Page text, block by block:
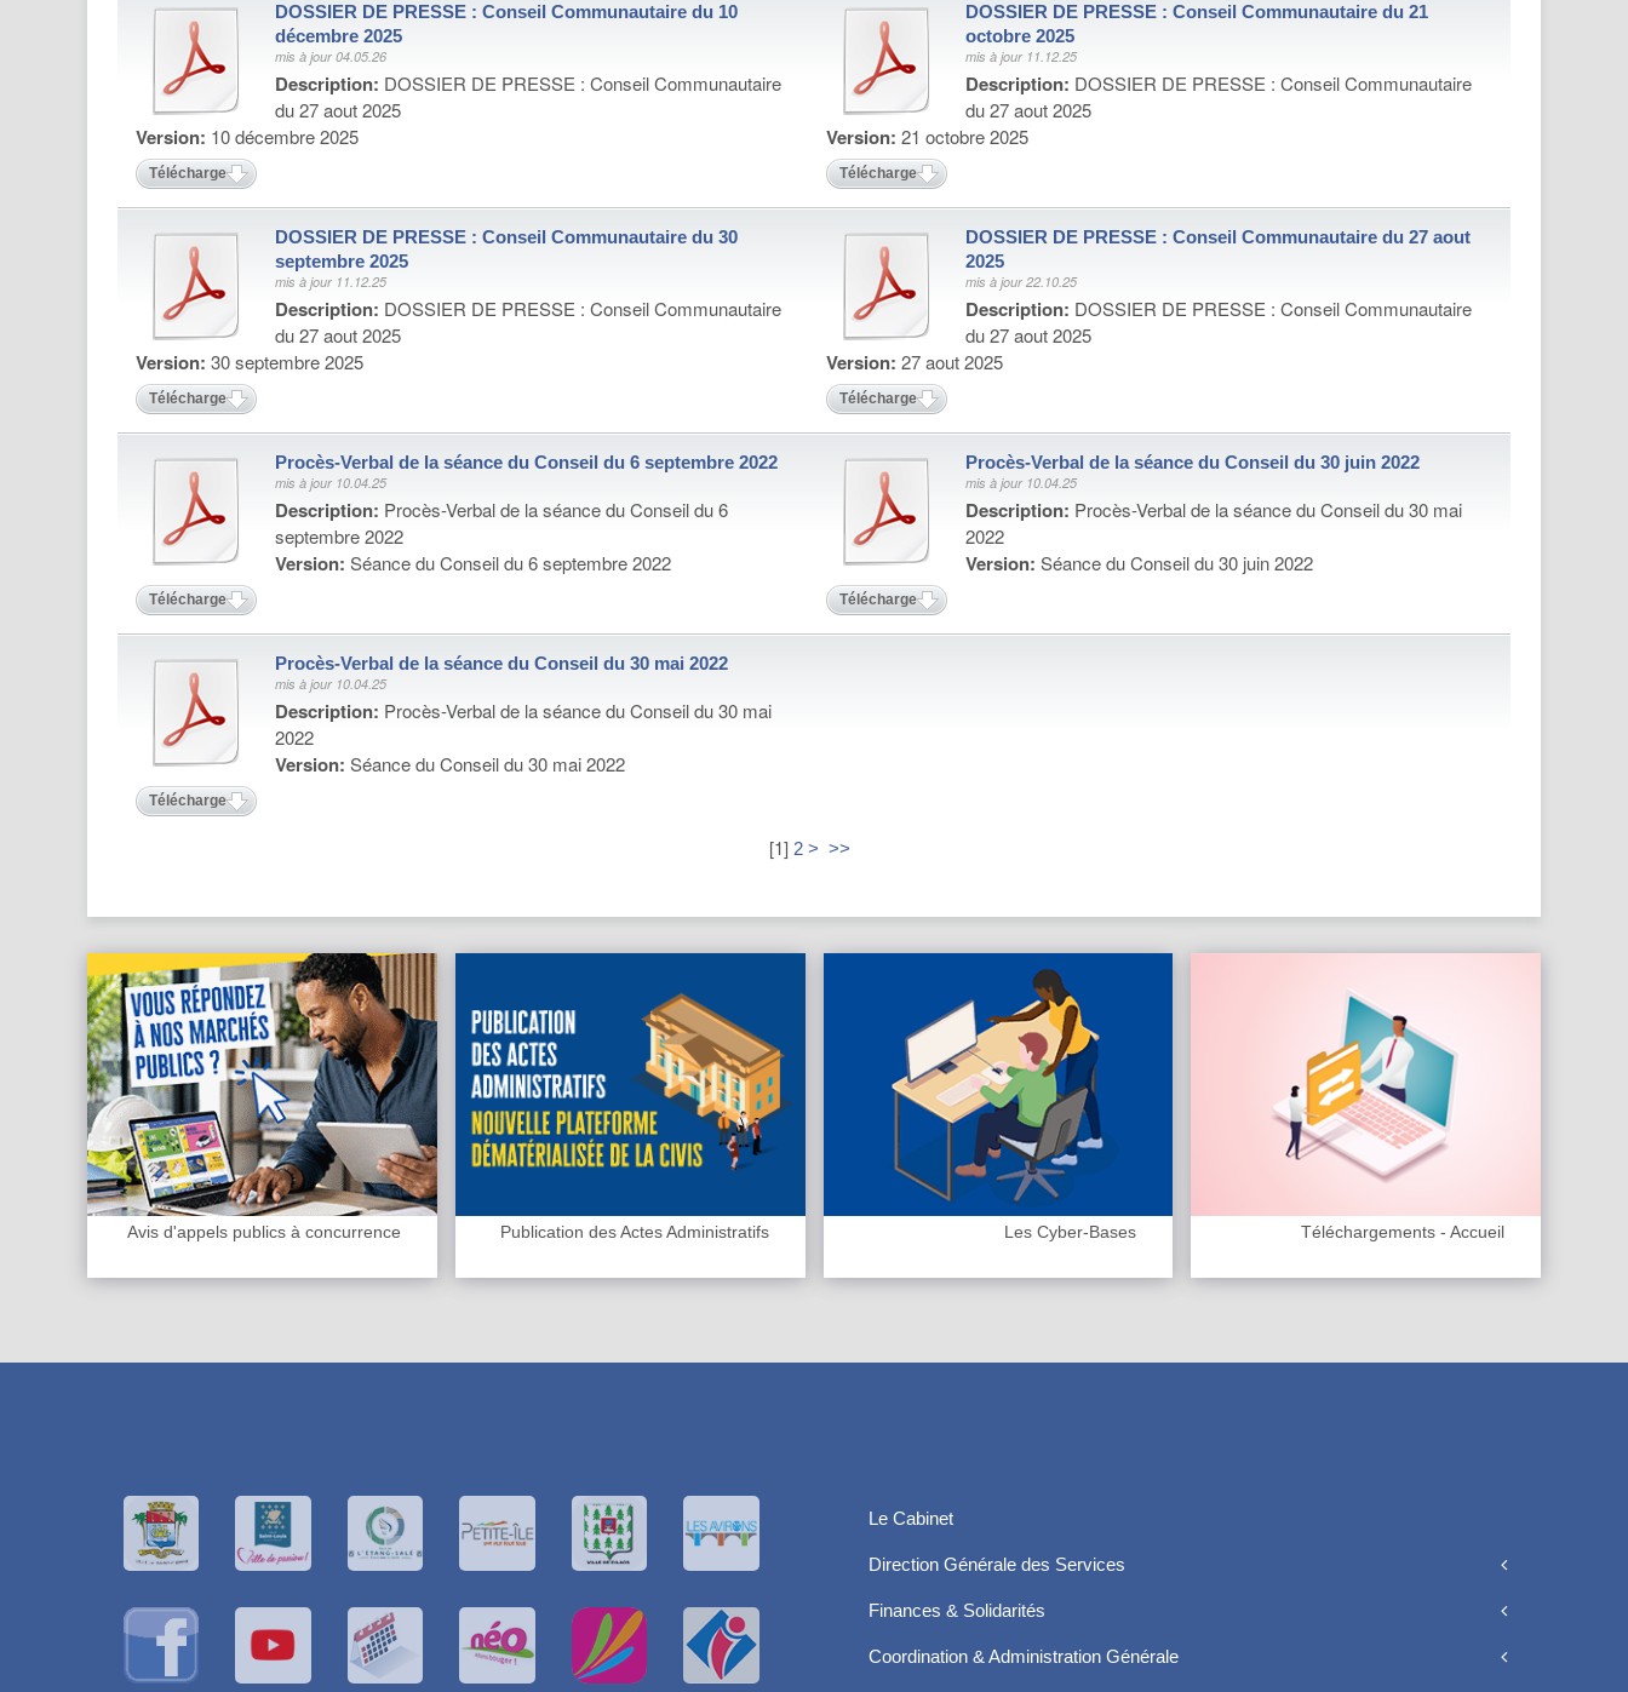
DOSSIER DE PRESSE : Conseil Communautaire du 10
décembre 2025
mis à jour 04.05.26
Description: DOSSIER DE PRESSE : Conseil Communautaire
du 27 aout 2025
Version: 10 décembre 2025
Télécharger
DOSSIER DE PRESSE : Conseil Communautaire du 21
octobre 2025
mis à jour 11.12.25
Description: DOSSIER DE PRESSE : Conseil Communautaire
du 27 aout 2025
Version: 21 octobre 2025
Télécharger
DOSSIER DE PRESSE : Conseil Communautaire du 30
septembre 2025
mis à jour 11.12.25
Description: DOSSIER DE PRESSE : Conseil Communautaire
du 27 aout 2025
Version: 30 septembre 2025
Télécharger
DOSSIER DE PRESSE : Conseil Communautaire du 27 aout
2025
mis à jour 22.10.25
Description: DOSSIER DE PRESSE : Conseil Communautaire
du 27 aout 2025
Version: 27 aout 2025
Télécharger
Procès-Verbal de la séance du Conseil du 6 septembre 2022
mis à jour 10.04.25
Description: Procès-Verbal de la séance du Conseil du 6
septembre 2022
Version: Séance du Conseil du 6 septembre 2022
Télécharger
Procès-Verbal de la séance du Conseil du 30 juin 2022
mis à jour 10.04.25
Description: Procès-Verbal de la séance du Conseil du 30 mai
2022
Version: Séance du Conseil du 30 juin 2022
Télécharger
Procès-Verbal de la séance du Conseil du 30 mai 2022
mis à jour 10.04.25
Description: Procès-Verbal de la séance du Conseil du 30 mai
2022
Version: Séance du Conseil du 30 mai 2022
Télécharger
[1] 2 > >>
Avis d'appels publics à concurrence Publication des Actes Administratifs Les Cyber-Bases Téléchargements - Accueil
Le Cabinet
Direction Générale des Services
Finances & Solidarités
Coordination & Administration Générale